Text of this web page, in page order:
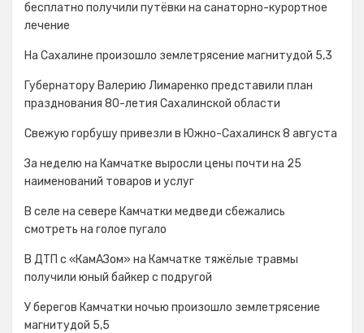
бесплатно получили путёвки на санаторно-курортное
лечение
На Сахалине произошло землетрясение магнитудой 5,3
Губернатору Валерию Лимаренко представили план
празднования 80-летия Сахалинской области
Свежую горбушу привезли в Южно-Сахалинск 8 августа
За неделю на Камчатке выросли цены почти на 25
наименований товаров и услуг
В селе на севере Камчатки медведи сбежались
смотреть на голое пугало
В ДТП с «КамАЗом» на Камчатке тяжёлые травмы
получили юный байкер с подругой
У берегов Камчатки ночью произошло землетрясение
магнитудой 5,5